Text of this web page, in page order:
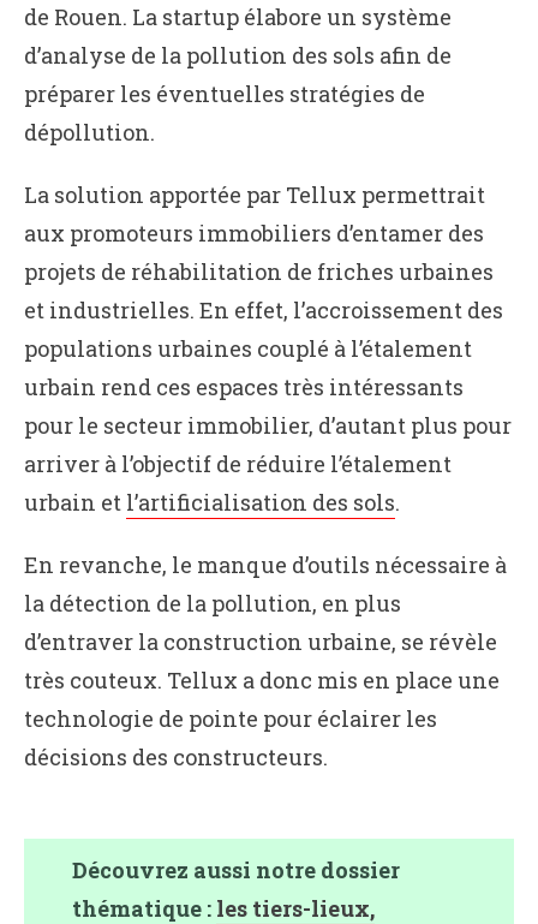
de Rouen. La startup élabore un système
d’analyse de la pollution des sols afin de
préparer les éventuelles stratégies de
dépollution.
La solution apportée par Tellux permettrait
aux promoteurs immobiliers d’entamer des
projets de réhabilitation de friches urbaines
et industrielles. En effet, l’accroissement des
populations urbaines couplé à l’étalement
urbain rend ces espaces très intéressants
pour le secteur immobilier, d’autant plus pour
arriver à l’objectif de réduire l’étalement
urbain et l’artificialisation des sols.
En revanche, le manque d’outils nécessaire à
la détection de la pollution, en plus
d’entraver la construction urbaine, se révèle
très couteux. Tellux a donc mis en place une
technologie de pointe pour éclairer les
décisions des constructeurs.
Découvrez aussi notre dossier
thématique : les tiers-lieux,